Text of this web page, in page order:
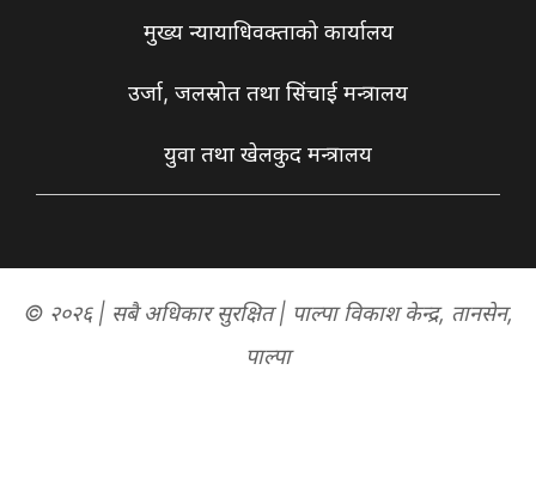
मुख्य न्यायाधिवक्ताको कार्यालय
उर्जा, जलस्रोत तथा सिंचाई मन्त्रालय
युवा तथा खेलकुद मन्त्रालय
© २०२६ | सबै अधिकार सुरक्षित | पाल्पा विकाश केन्द्र, तानसेन,
पाल्पा